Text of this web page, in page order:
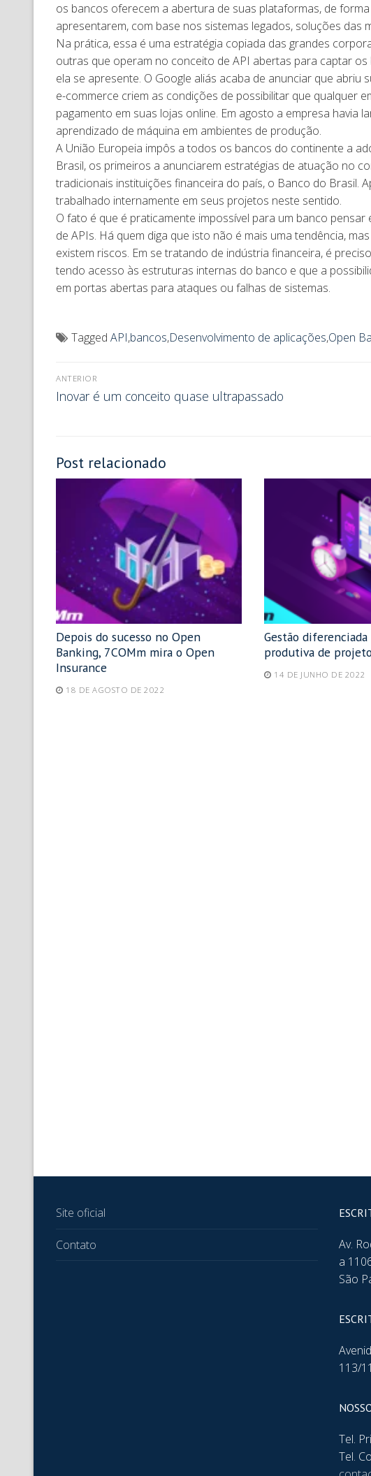
os bancos oferecem a abertura de suas plataformas, de
apresentarem, com base nos sistemas legados, soluções das
Na prática, essa é uma estratégia copiada das grandes
outras que operam no conceito de API abertas para captar
ela se apresente. O Google aliás acaba de anunciar que
e-commerce criem as condições de possibilitar que qualquer
pagamento em suas lojas online. Em agosto a empresa havia
aprendizado de máquina em ambientes de produção.
A União Europeia impôs a todos os bancos do continente a
Brasil, os primeiros a anunciarem estratégias de atuação no
tradicionais instituições financeira do país, o Banco do Brasil.
trabalhado internamente em seus projetos neste sentido.
O fato é que é praticamente impossível para um banco
de APIs. Há quem diga que isto não é mais uma tendência,
existem riscos. Em se tratando de indústria financeira, é
tendo acesso às estruturas internas do banco e que a
em portas abertas para ataques ou falhas de sistemas.
Tagged API,bancos,Desenvolvimento de aplicações,Open
ANTERIOR
Inovar é um conceito quase ultrapassado
Post relacionado
Depois do sucesso no Open
Banking, 7COMm mira o Open
Insurance
18 DE AGOSTO DE 2022
Gestão diferenciada
produtiva de
14 DE JUNHO DE 2022
Site oficial
Contato
Av.
a
São
113/
Tel.
Tel.